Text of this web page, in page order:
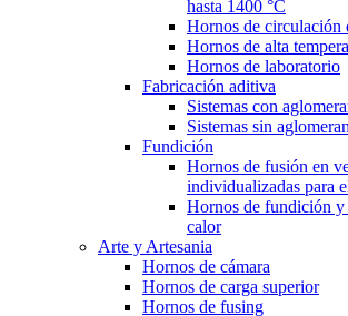
hasta 1400 °C
Hornos de circulación
Hornos de alta
Hornos de laboratorio
Fabricación aditiva
Sistemas con
Sistemas sin
Fundición
Hornos de fusión en
individualizadas para
Hornos de fundición y
calor
Arte y Artesania
Hornos de cámara
Hornos de carga superior
Hornos de fusing